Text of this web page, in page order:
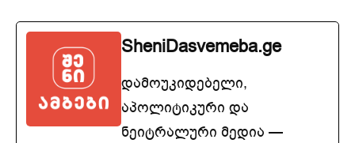
SheniDasvemeba.ge
დამოუკიდებელი,
აპოლიტიკური და
ნეიტრალური მედია —